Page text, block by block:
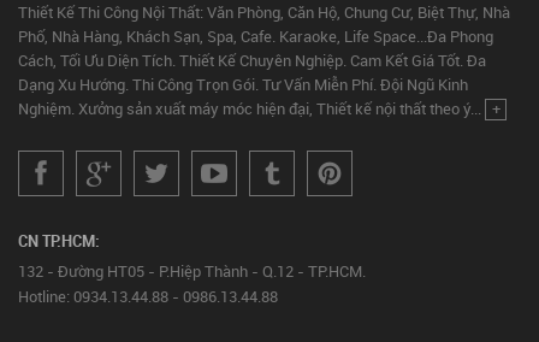
Thiết Kế Thi Công Nội Thất: Văn Phòng, Căn Hộ, Chung Cư, Biệt Thự, Nhà
Phố, Nhà Hàng, Khách Sạn, Spa, Cafe. Karaoke, Life Space...Đa Phong
Cách, Tối Ưu Diện Tích. Thiết Kế Chuyên Nghiệp. Cam Kết Giá Tốt. Đa
Dạng Xu Hướng. Thi Công Trọn Gói. Tư Vấn Miễn Phí. Đội Ngũ Kinh
Nghiệm. Xưởng sản xuất máy móc hiện đại, Thiết kế nội thất theo ý... +
CN TP.HCM:
132 - Đường HT05 - P.Hiệp Thành - Q.12 - TP.HCM.
Hotline: 0934.13.44.88 - 0986.13.44.88